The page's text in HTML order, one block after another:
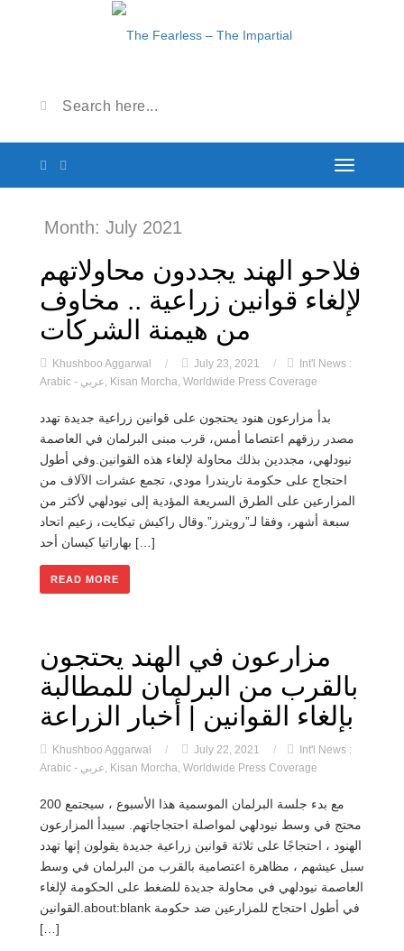
Month: July 2021
فلاحو الهند يجددون محاولاتهم
لإلغاء قوانين زراعية .. مخاوف
من هيمنة الشركات
Khushboo Aggarwal / July 23, 2021 /
Int'l News :
Arabic - عربي, Kisan Morcha, Worldwide Press Coverage
بدأ مزارعون هنود يحتجون على قوانين زراعية جديدة تهدد
مصدر رزقهم اعتصاما أمس، قرب مبنى البرلمان في العاصمة
نيودلهي، مجددين بذلك محاولة لإلغاء هذه القوانين.وفي أطول
احتجاج على حكومة ناريندرا مودي، تجمع عشرات الآلاف من
المزارعين على الطرق السريعة المؤدية إلى نيودلهي لأكثر من
سبعة أشهر، وفقا لـ”رويترز”.وقال راكيش تيكايت، زعيم اتحاد
بهاراتيا كيسان أحد […]
READ MORE
مزارعون في الهند يحتجون
بالقرب من البرلمان للمطالبة
بإلغاء القوانين | أخبار الزراعة
Khushboo Aggarwal / July 22, 2021 /
Int'l News :
Arabic - عربي, Kisan Morcha, Worldwide Press Coverage
مع بدء جلسة البرلمان الموسمية هذا الأسبوع ، سيجتمع 200
محتج في وسط نيودلهي لمواصلة احتجاجاتهم. سيبدأ المزارعون
الهنود ، احتجاجًا على ثلاثة قوانين زراعية جديدة يقولون إنها تهدد
سبل عيشهم ، مظاهرة اعتصامية بالقرب من البرلمان في وسط
العاصمة نيودلهي في محاولة جديدة للضغط على الحكومة لإلغاء
القوانين.about:blank في أطول احتجاج للمزارعين ضد حكومة
[…]